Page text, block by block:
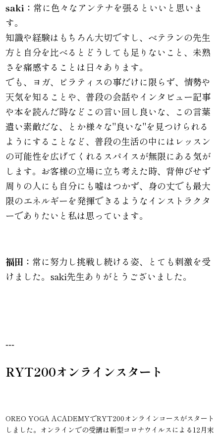
saki： 常に色々なアンテナを張るといいと思いま
す。
知識や経験はもちろん大切ですし、ベテランの先生
方と自分を比べるとどうしても足りないこと、未熟
さを痛感することは日々あります。
でも、ヨガ、ピラティスの事だけに限らず、情勢や
天気を知ることや、普段の会話やインタビュー記事
や本を読んだ時などこの言い回し良いな、この言葉
遣い素敵だな、とか様々な"良いな"を見つけられる
ようにすることなど、普段の生活の中にはレッスン
の可能性を広げてくれるスパイスが無限にある気が
します。お客様の立場に立ち考えた時、背伸びせず
周りの人にも自分にも嘘はつかず、身の丈でも最大
限のエネルギーを発揮できるようなインストラクタ
ーでありたいと私は思っています。
福田： 常に努力し挑戦し続ける姿、とても刺激を受
けました。saki先生ありがとうございました。
---
RYT200オンラインスタート
OREO YOGA ACADEMYでRYT200オンラインコースがスタート
しました。オンラインでの受講は新型コロナウイルスによる12月末